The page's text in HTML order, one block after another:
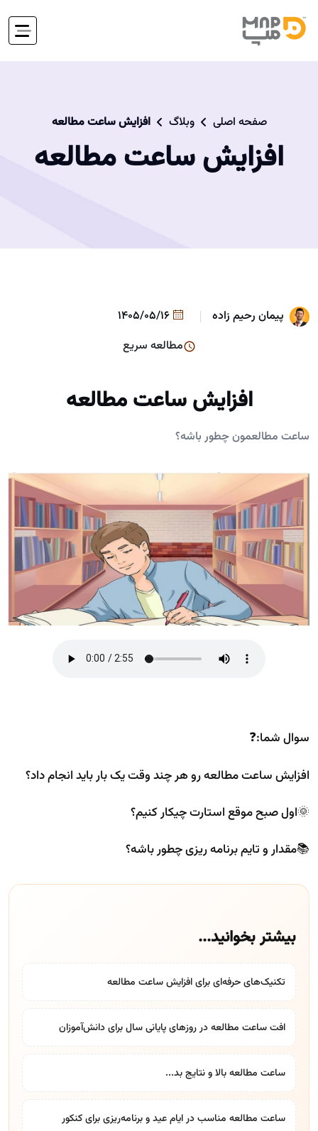
صفحه اصلی وبلاگ افزایش ساعت مطالعه
افزایش ساعت مطالعه
پیمان رحیم زاده
مطالعه سریع
افزایش ساعت مطالعه
ساعت مطالعمون چطور باشه؟
سوال شما:❓
افزایش ساعت مطالعه رو هر چند وقت یک بار باید انجام داد؟
🌞اول صبح موقع استارت چیکار کنیم؟
📚مقدار و تایم برنامه ریزی چطور باشه؟
بیشتر بخوانید...
تکنیک‌های حرفه‌ای برای افزایش ساعت مطالعه
افت ساعت مطالعه در روز‌های پایانی سال برای دانش‌آموزان
ساعت مطالعه بالا و نتایج بد...
ساعت مطالعه مناسب در ایام عید و برنامه‌ریزی برای کنکور